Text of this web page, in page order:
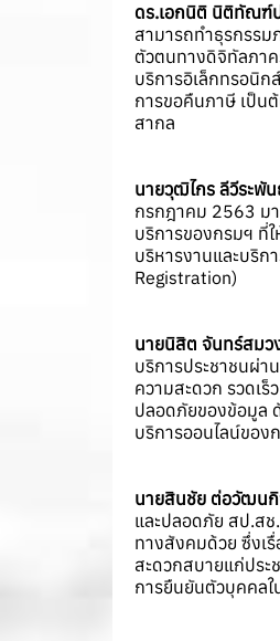
ดร.เอกนิติ นิติทัณฑ์
สามารถทำธุรกรร
ตัวตนทางดิจิทัลภาค
บริการอิเล็กทรอนิก
การขอคืนภาษี เป็น
สากล
นายวุฒิไกร ลีวีระพั
กรกฎาคม 2563 ม
บริการของกรมฯ ที่
บริหารงานและบริก
Registration)
นายนิสิต จันทร์สม
บริการประชาชนผ่า
ความสะดวก รวดเ
ปลอดภัยของข้อมูล
บริการออนไลน์ของ
นายสินชัย ต่อวัฒนกิ
และปลอดภัย สป.สช
ทางสังคมด้วย ซึ่งเ
สะดวกสบายแก่ประ
การยืนยันตัวบุคคลใ